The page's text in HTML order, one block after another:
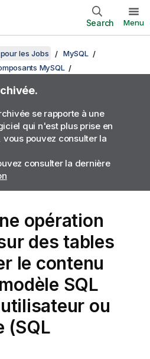
Search Menu
les Jobs
MySQL
MySQL
se rapporte à une
qui n'est plus prise en
pouvez consulter la
consulter la dernière
opération
des tables
le contenu
SQL
ou
(SQL